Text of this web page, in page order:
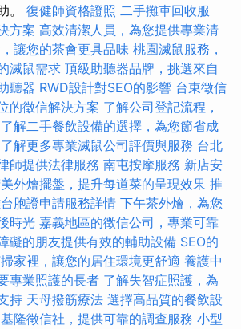
。 復健師資格證照 二手攤車回收服
方案 高效清潔人員，為您提供專業清
讓您的茶會更具品味 桃園滅鼠服務，
滅鼠需求 頂級助聽器品牌，挑選來自
聽器 RWD設計對SEO的影響 台東徵信
的徵信解決方案 了解公司登記流程，
了解二手餐飲設備的選擇，為您節省成
解更多專業滅鼠公司評價與服務 台北
師提供法律服務 南屯按摩服務 新店安
外燴擺盤，提升每道菜的呈現效果 推
胞證申請服務詳情 下午茶外燴，為您
時光 嘉義地區的徵信公司，專業可靠
礙的朋友提供有效的輔助設備 SEO的
家裡，讓您的居住環境更舒適 養護中
專業照護的長者 了解失智症照護，為
持 天母撥筋療法 選擇高品質的餐飲設
基隆徵信社，提供可靠的調查服務 小型